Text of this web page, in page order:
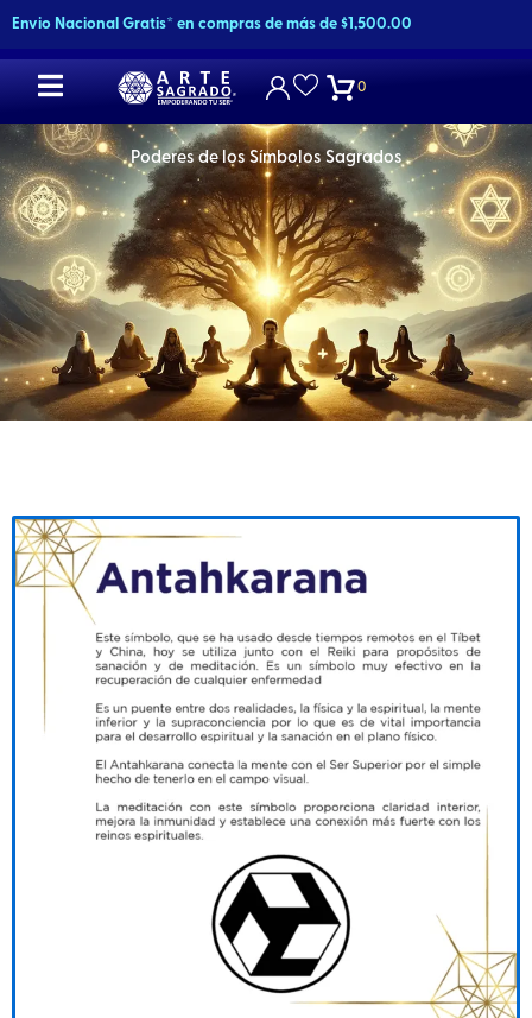
contenido
Envio Nacional Gratis* en compras de más de $1,500.00
0
Poderes de los Símbolos Sagrados